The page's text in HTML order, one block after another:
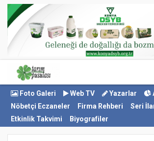
Foto Galeri Web TV Yazarlar
Nöbetçi Eczaneler
Firma Rehberi
Seri
Etkinlik Takvimi
Biyografiler